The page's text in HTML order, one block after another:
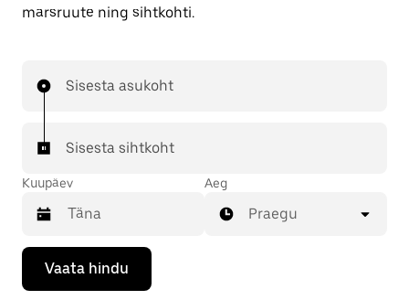
marsruute ning sihtkohti.
Sisesta asukoht
Sisesta sihtkoht
Kuupäev
Kalendriga
suhtlemiseks
ja
Aeg
Praegu
Vaata hindu